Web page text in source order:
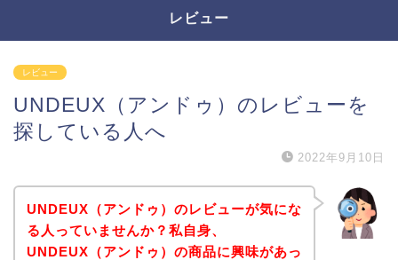
レビュー
レビュー
UNDEUX（アンドゥ）のレビューを
探している人へ
2022年9月10日
UNDEUX（アンドゥ）のレビューが気にな
る人っていませんか？私自身、
UNDEUX（アンドゥ）の商品に興味があっ